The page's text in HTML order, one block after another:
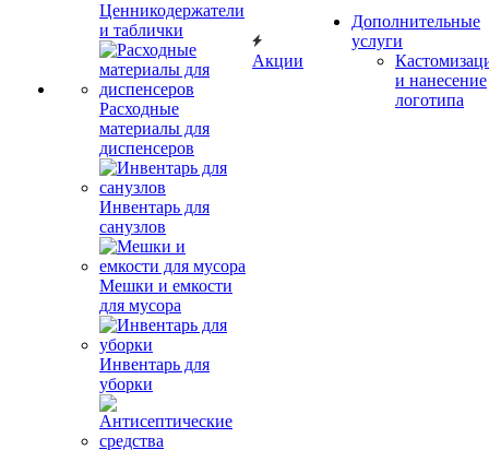
Ценникодержатели
и таблички
Расходные
материалы для
диспенсеров
Инвентарь для
санузлов
Мешки и емкости
для мусора
Инвентарь для
уборки
Акции
Дополнительные
услуги
и нанесение
логотипа